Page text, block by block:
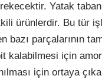
Yatak
ürünlerdir. Bu tür
bazı parçalarının
kalabilmesi için
için ortaya